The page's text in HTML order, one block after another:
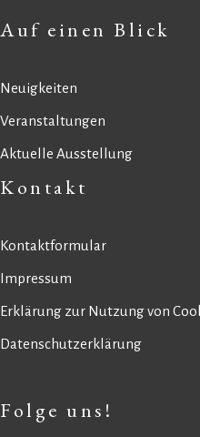
Auf einen Blick
Neuigkeiten
Veranstaltungen
Aktuelle Ausstellung
Kontakt
Kontaktformular
Impressum
Erklärung zur Nutzung von
Datenschutzerklärung
Folge uns!